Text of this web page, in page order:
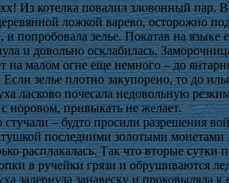
Из котелка повалил зловонный пар.
ложкой варево, осторожно
и попробовала зелье. Покатав на
и довольно осклабилась.
на малом огне еще немного – до
Если зелье плотно закупорено, то до
ласково почесала недовольную
норовом, привыкать не желает.
– будто просили разрешения
последними золотыми
расплакалась. Так что вторые
в ручейки грязи и обрушиваются
задернула занавеску и проковыляла